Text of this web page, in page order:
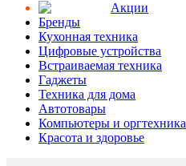
Aкции
Бренды
Кухонная техника
Цифровые устройства
Встраиваемая техника
Гаджеты
Техника для дома
Автотовары
Компьютеры и оргтехника
Красота и здоровье